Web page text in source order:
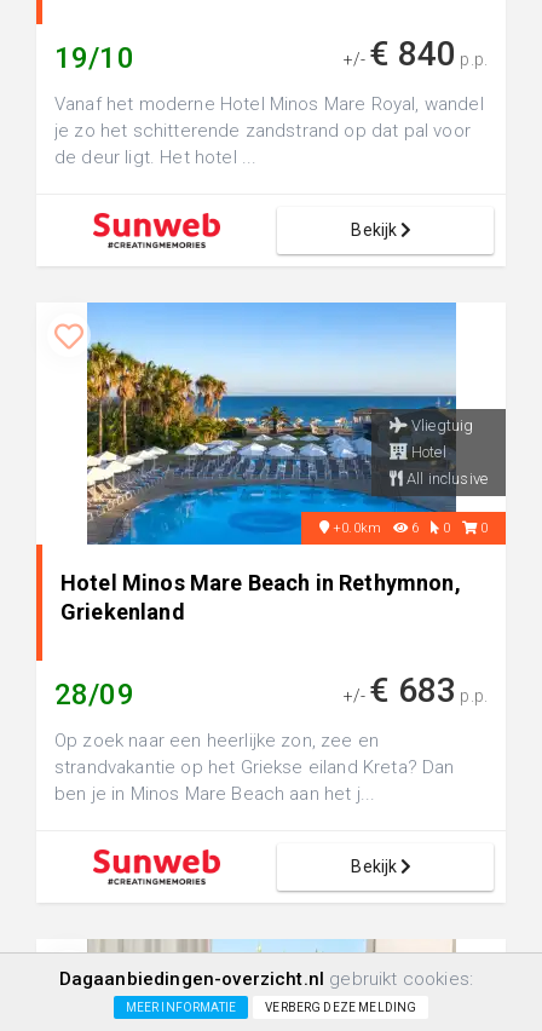
19/10 +/- € 840 p.p.
Vanaf het moderne Hotel Minos Mare Royal, wandel
je zo het schitterende zandstrand op dat pal voor
de deur ligt. Het hotel ...
Bekijk
Vliegtuig
Hotel
All inclusive
+0.0km 6 0 0
Hotel Minos Mare Beach in Rethymnon,
Griekenland
28/09 +/- € 683 p.p.
Op zoek naar een heerlijke zon, zee en
strandvakantie op het Griekse eiland Kreta? Dan
ben je in Minos Mare Beach aan het j...
Bekijk
Dagaanbiedingen-overzicht.nl gebruikt cookies:
MEER INFORMATIE VERBERG DEZE MELDING